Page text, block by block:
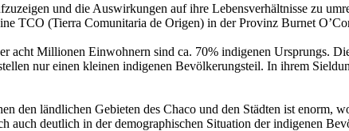
und die Auswirkungen auf ihre Lebensverhältnisse zu
TCO (Tierra Comunitaria de Origen) in der Provinz Burnet
Millionen Einwohnern sind ca. 70% indigenen Ursprungs.
nur einen kleinen indigenen Bevölkerungsteil. In ihrem
den ländlichen Gebieten des Chaco und den Städten ist enorm,
deutlich in der demographischen Situation der indigenen